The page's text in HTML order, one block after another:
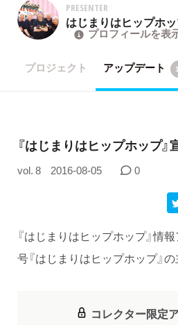
PRESENTER
はじまりはヒップホ
プロフィールを表
プロジェクト アップデート
『はじまりはヒップホップ
vol. 8 2016-08-05 0
『はじまりはヒップホップ』情
号『はじまりはヒップホップ』の
コレクター限定